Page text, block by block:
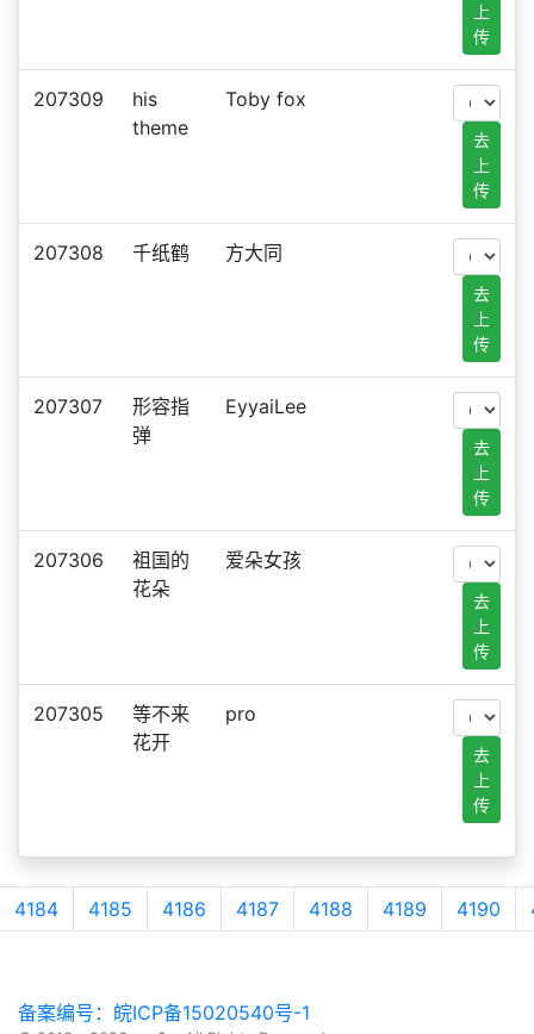
上
传
207309
his
theme
Toby fox
去
上
传
207308 千纸鹤 方大同
去
上
传
207307
形容指
弹
EyyaiLee
去
上
传
207306
祖国的
花朵
爱朵女孩
去
上
传
207305
等不来
花开
pro
去
上
传
4184 4185 4186 4187 4188 4189 4190
备案编号：皖ICP备15020540号-1